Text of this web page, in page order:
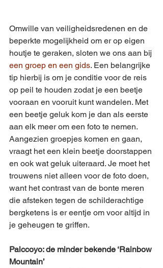
Omwille van veiligheidsredenen en de
beperkte mogelijkheid om er op eigen
houtje te geraken, sloten we ons aan bij
een groep en een gids. Een belangrijke
tip hierbij is om je conditie voor de reis
op peil te houden zodat je een beetje
vooraan en vooruit kunt wandelen. Met
een beetje geluk kom je dan als eerste
aan elk meer om een foto te nemen.
Aangezien groepjes komen en gaan,
vraagt het een klein beetje doorstappen
en ook wat geluk uiteraard. Je moet het
trouwens niet alleen voor de foto doen,
want het contrast van de bonte meren
die afsteken tegen de schilderachtige
bergketens is er eentje om voor altijd in
je geheugen te griffen.
Palccoyo: de minder bekende ‘Rainbow
Mountain’